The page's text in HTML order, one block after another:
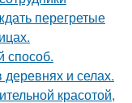
перегретые
способ.
деревнях и селах.
красотой,